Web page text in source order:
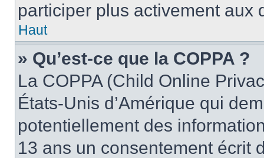
participer plus activement aux
Haut
» Qu’est-ce que la COPPA ?
La COPPA (Child Online
États-Unis d’Amérique qui
potentiellement des
13 ans un consentement écrit